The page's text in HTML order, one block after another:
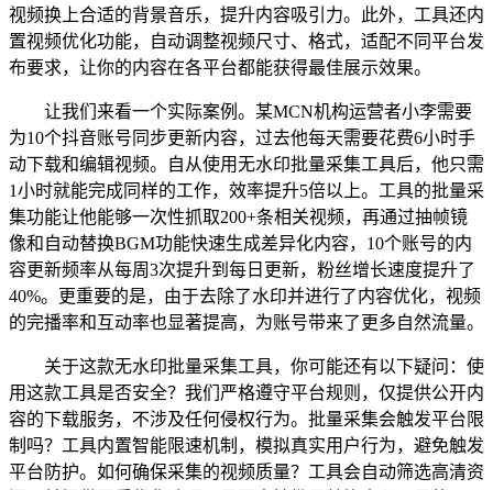
视频换上合适的背景音乐，提升内容吸引力。此外，工具还内
置视频优化功能，自动调整视频尺寸、格式，适配不同平台发
布要求，让你的内容在各平台都能获得最佳展示效果。
让我们来看一个实际案例。某MCN机构运营者小李需要
为10个抖音账号同步更新内容，过去他每天需要花费6小时手
动下载和编辑视频。自从使用无水印批量采集工具后，他只需
1小时就能完成同样的工作，效率提升5倍以上。工具的批量采
集功能让他能够一次性抓取200+条相关视频，再通过抽帧镜
像和自动替换BGM功能快速生成差异化内容，10个账号的内
容更新频率从每周3次提升到每日更新，粉丝增长速度提升了
40%。更重要的是，由于去除了水印并进行了内容优化，视频
的完播率和互动率也显著提高，为账号带来了更多自然流量。
关于这款无水印批量采集工具，你可能还有以下疑问：使
用这款工具是否安全？我们严格遵守平台规则，仅提供公开内
容的下载服务，不涉及任何侵权行为。批量采集会触发平台限
制吗？工具内置智能限速机制，模拟真实用户行为，避免触发
平台防护。如何确保采集的视频质量？工具会自动筛选高清资